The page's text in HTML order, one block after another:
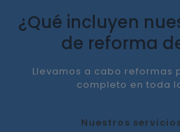
¿Qué incluyen
de reforma
Llevamos a cabo reformas
completo en toda
Nuestros